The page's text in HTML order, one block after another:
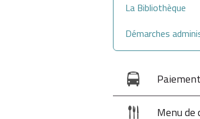
La Bibliothèque
Démarches
Menu de